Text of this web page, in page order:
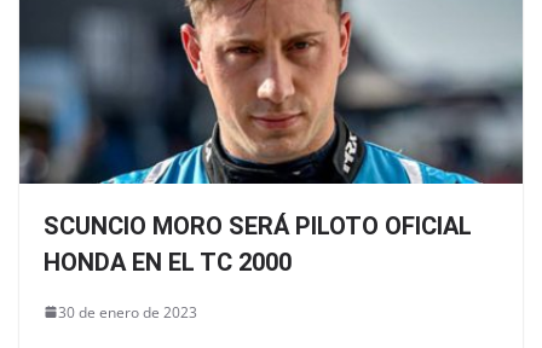
SCUNCIO MORO SERÁ PILOTO OFICIAL
HONDA EN EL TC 2000
30 de enero de 2023